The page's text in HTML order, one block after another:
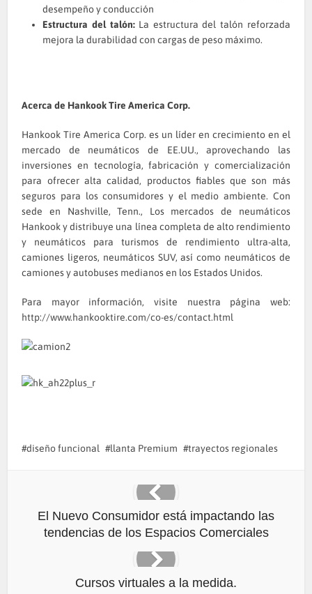
desempeño y conducción
Estructura del talón:La estructura del talón reforzada
mejora la durabilidad con cargas de peso máximo.
Acerca de Hankook Tire America Corp.
Hankook Tire America Corp. es un líder en crecimiento en el
mercado de neumáticos de EE.UU., aprovechando las
inversiones en tecnología, fabricación y comercialización
para ofrecer alta calidad, productos fiables que son más
seguros para los consumidores y el medio ambiente. Con
sede en Nashville, Tenn., Los mercados de neumáticos
Hankook y distribuye una línea completa de alto rendimiento
y neumáticos para turismos de rendimiento ultra-alta,
camiones ligeros, neumáticos SUV, así como neumáticos de
camiones y autobuses medianos en los Estados Unidos.
Para mayor información, visite nuestra página web:
http://www.hankooktire.com/co-es/contact.html
diseño funcional llanta Premium trayectos regionales
El Nuevo Consumidor está impactando las
tendencias de los Espacios Comerciales
Cursos virtuales a la medida.